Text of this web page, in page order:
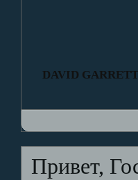
DAVID
Привет,